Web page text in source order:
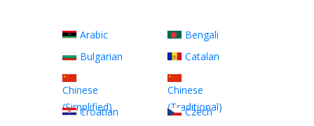
Arabic
Bengali
Bulgarian
Catalan
Chinese
(Simplified)
Chinese
(Traditional)
Croatian
Czech